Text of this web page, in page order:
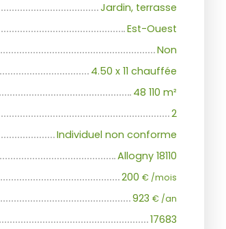
Jardin, terrasse
Est-Ouest
Non
4.50 x 11 chauffée
48 110 m²
2
Individuel non conforme
Allogny 18110
200 € /mois
923 € /an
17683